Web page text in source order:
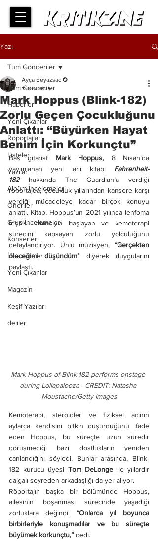
Yazı
Tüm Gönderiler
Haberler
Yeni Çıkanlar
Röportajlar
Listeler
Yazılar
Albüm İncelemeleri
Öneriler
Grup İncelemeleri
Konserler
İncelemeler
Yeni Çıkanlar
Magazin
Keşif Yazıları
deliler
Tüm Gönderiler
Mark Hoppus (Blink-182)
Zorlu Geçen Çocukluğunu
Anlattı: “Büyürken Hayat
Benim İçin Korkunçtu”
Ayça Beyazsac ✪
11 Nis 2025
Bas gitarist Mark Hoppus, 8 Nisan’da
yayımlanan yeni anı kitabı
Fahrenheit-
182
hakkında The Guardian’a verdiği
röportajda, çocukluk yıllarından kansere karşı
verdiği mücadeleye kadar birçok konuyu
anlattı. Kitap, Hoppus’un 2021 yılında lenfoma
teşhisi almasıyla başlayan ve kemoterapi
sürecini kapsayan zorlu yolculuğunu
detaylandırıyor. Ünlü müzisyen, “Gerçekten
öleceğimi düşündüm” diyerek duygularını
paylaştı.
Mark Hoppus of Blink-182 performs onstage
during Lollapalooza - CREDIT: Natasha
Moustache/Getty Images
Kemoterapi, steroidler ve fiziksel acının
aylarca kendisini bitkin düşürdüğünü ifade
eden Hoppus, bu süreçte uzun süredir
görüşmediği bazı dostlukların yeniden
canlandığını söyledi. Bunlar arasında, Blink-
182 kurucu üyesi Tom DeLonge ile yıllardır
dalgalı seyreden arkadaşlığı da yer alıyor.
Röportajın başka bir bölümünde Hoppus,
ailesinin boşanması sürecinde yaşadığı
zorluklara değindi. “Onlarca yıl boyunca
birbirleriyle konuşmadılar ve bu süreçte
büyümek korkunçtu,” dedi.